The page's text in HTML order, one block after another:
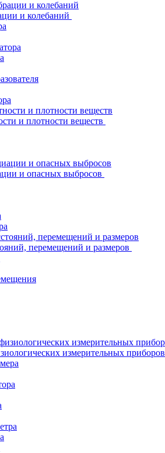
и колебаний
и плотности веществ
и опасных выбросов
перемещений и размеров
измерительных приборов